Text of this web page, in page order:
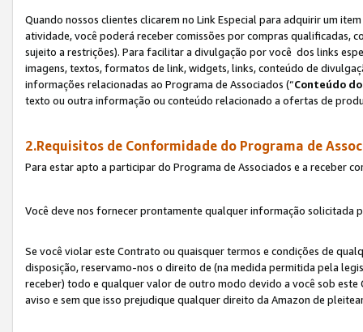
Quando nossos clientes clicarem no Link Especial para adquirir um
atividade, você poderá receber comissões por compras qualificadas,
sujeito a restrições). Para facilitar a divulgação por você dos links
imagens, textos, formatos de link, widgets, links, conteúdo de
informações relacionadas ao Programa de Associados (“Conteúdo
texto ou outra informação ou conteúdo relacionado a ofertas de
2.Requisitos de Conformidade do Programa de
Para estar apto a participar do Programa de Associados e a receber
Você deve nos fornecer prontamente qualquer informação solicitada
Se você violar este Contrato ou quaisquer termos e condições de
disposição, reservamo-nos o direito de (na medida permitida pela
receber) todo e qualquer valor de outro modo devido a você sob
aviso e sem que isso prejudique qualquer direito da Amazon de